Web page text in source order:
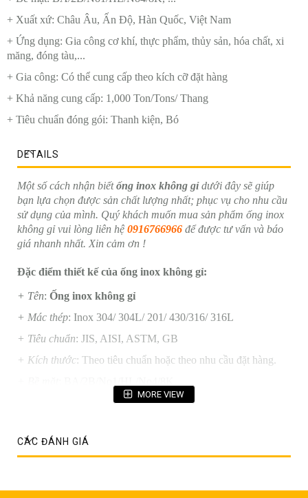
+ Xuất xứ: Châu Âu, Ấn Độ, Hàn Quốc, Việt Nam
+ Ứng dụng: Gia công cơ khí, thực phẩm, thủy sản, hóa chất, xi
măng, đóng tàu,...
+ Gia công: Có thể cung cấp theo kích cỡ đặt hàng
+ Khả năng cung cấp: 1,000 Ton/Tons/ Thang
+ Tiêu chuẩn đóng gói: Thanh kiện, Bó
DETAILS
Một số cách nhận biếtống inox không gỉdưới đây sẽ giúp
bạn lựa chọn được sản chất lượng nhất; phục vụ cho nhu cầu
sử dụng của mình. Quý khách muốn mua sản phẩm ống inox
không gỉ vui lòng liên hệ 0916766966 để được tư vấn và báo
giá nhanh nhất. Xin cảm ơn !
Đặc điểm thiết kế của ống inox không gỉ:
+ Tên: Ống inox không gỉ
+ Mác thép: Inox 304/ 304L/ 201/ 430/316/ 316L
+ Tiêu chuẩn: JIS, AISI, ASTM, GB
+ Kích thước: Theo tiêu chuẩn hoặc theo nhu cầu đặt hàng.
: Châu Âu, Ấn Độ, Hàn Quốc, Việt Nam
xi măng, đóng tàu,...
+ Gia công: Có thể cung cấp theo kích cỡ đặt hàng
MORE VIEW
CÁC ĐÁNH GIÁ